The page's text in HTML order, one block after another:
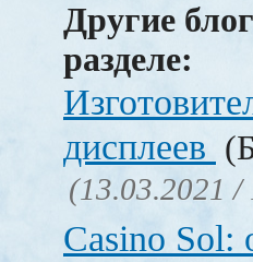
Другие
разделе:
дисплеев
(13.03.2021 /
Casino Sol: